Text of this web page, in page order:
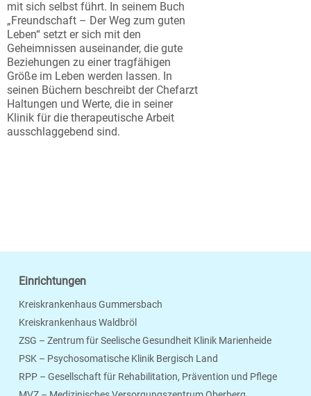
mit sich selbst führt. In seinem Buch
„Freundschaft – Der Weg zum guten
Leben“ setzt er sich mit den
Geheimnissen auseinander, die gute
Beziehungen zu einer tragfähigen
Größe im Leben werden lassen. In
seinen Büchern beschreibt der Chefarzt
Haltungen und Werte, die in seiner
Klinik für die therapeutische Arbeit
ausschlaggebend sind.
Einrichtungen
Kreiskrankenhaus Gummersbach
Kreiskrankenhaus Waldbröl
ZSG – Zentrum für Seelische Gesundheit Klinik Marienheide
PSK – Psychosomatische Klinik Bergisch Land
RPP – Gesellschaft für Rehabilitation, Prävention und Pflege